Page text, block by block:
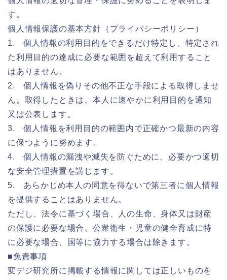
す。
個人情報保護の基本方針（プライバシーポリシー）
1. 個人情報の利用目的をできるだけ特定し、特定され
た利用目的の達成に必要な範囲を超えて利用すること
はありません。
2. 個人情報を偽りその他不正な手段による取得しませ
ん。取得したときは、本人に速やかに利用目的を通知
又は公表します。
3. 個人情報を利用目的の範囲内で正確かつ最新の内容
に保つように努めます。
4. 個人情報の漏洩や滅失を防ぐために、必要かつ適切
な安全管理措置を講じます。
5. あらかじめ本人の同意を得ないで第三者に個人情報
を提供することはありません。
ただし、法令に基づく場合、人の生命、身体又は財産
の保護に必要な場合、公衆衛生・児童の健全育成に特
に必要な場合、国等に協力する場合は除きます。
■免責事項
変デジ研究所に掲載する情報に関しては正しいものを